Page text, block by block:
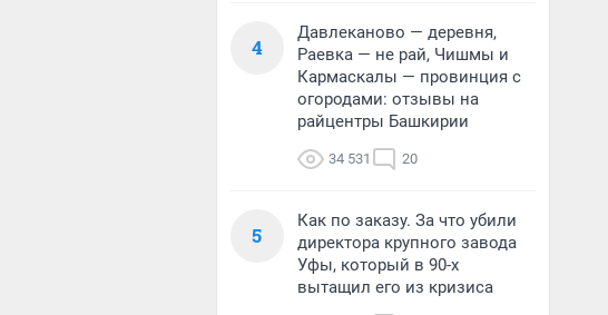
4
Давлеканово — деревня,
Раевка — не рай, Чишмы и
Кармаскалы — провинция с
огородами: отзывы на
райцентры Башкирии
34 531 20
5
Как по заказу. За что убили
директора крупного завода
Уфы, который в 90-х
вытащил его из кризиса